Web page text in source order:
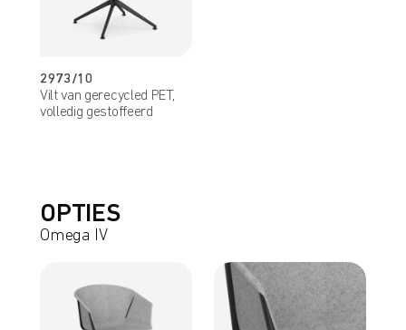
2973/10
Vilt van gerecycled PET,
volledig gestoffeerd
OPTIES
Omega IV